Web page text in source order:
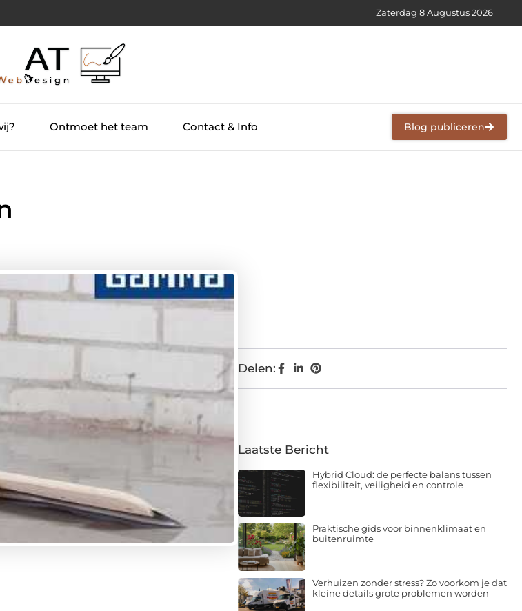
Zaterdag 8 Augustus 2026
Ontmoet het team Contact & Info Blog publiceren
Delen:
Laatste Bericht
Hybrid Cloud: de perfecte balans tussen
flexibiliteit, veiligheid en controle
Praktische gids voor binnenklimaat en
buitenruimte
Verhuizen zonder stress? Zo voorkom je dat
kleine details grote problemen worden